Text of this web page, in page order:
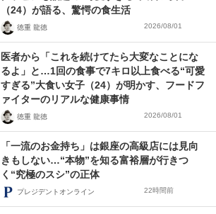
（24）が語る、驚愕の食生活
徳重 龍徳 2026/08/01
医者から「これを続けてたら大変なことにな
るよ」と…1回の食事で7キロ以上食べる“可愛
すぎる”大食い女子（24）が明かす、フードフ
ァイターのリアルな健康事情
徳重 龍徳 2026/08/01
「一流のお金持ち」は銀座の高級店には見向
きもしない…“本物”を知る富裕層が行きつ
く“究極のスシ”の正体
プレジデントオンライン 22時間前